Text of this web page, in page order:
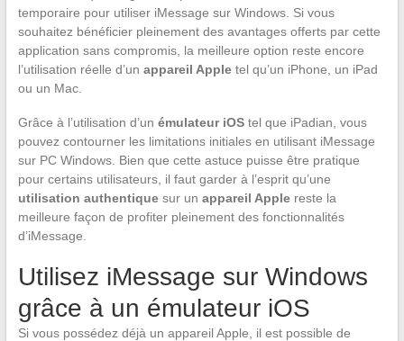
temporaire pour utiliser iMessage sur Windows. Si vous
souhaitez bénéficier pleinement des avantages offerts par cette
application sans compromis, la meilleure option reste encore
l’utilisation réelle d’un appareil Appletel qu’un iPhone, un iPad
ou un Mac.
Grâce à l’utilisation d’un émulateur iOStel que iPadian, vous
pouvez contourner les limitations initiales en utilisant iMessage
sur PC Windows. Bien que cette astuce puisse être pratique
pour certains utilisateurs, il faut garder à l’esprit qu’une
utilisation authentiquesur un appareil Applereste la
meilleure façon de profiter pleinement des fonctionnalités
d’iMessage.
Utilisez iMessage sur Windows
grâce à un émulateur iOS
Si vous possédez déjà un appareil Apple, il est possible de